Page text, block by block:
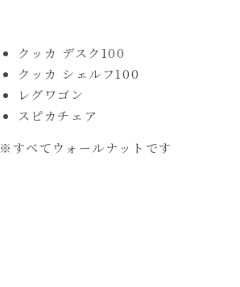
クッカ デスク100
クッカ シェルフ100
レグワゴン
スピカチェア
※すべてウォールナットです